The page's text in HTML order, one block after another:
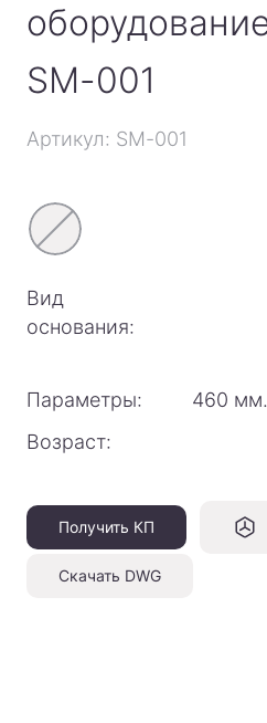
SM-001
Артикул: SM-001
Вид
основания:
Параметры: 460 мм.
Возраст:
Получить КП
Скачать DWG